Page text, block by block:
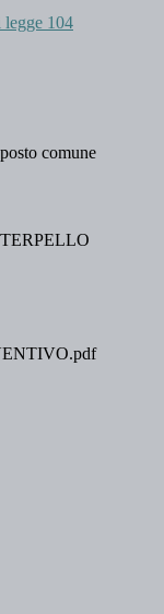
legge 104
comune